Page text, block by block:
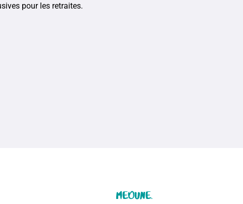
pour les retraites.